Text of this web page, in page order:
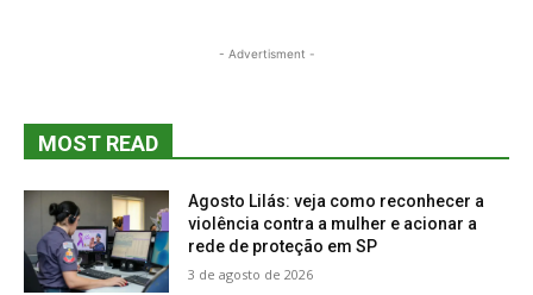
- Advertisment -
MOST READ
Agosto Lilás: veja como reconhecer a
violência contra a mulher e acionar a
rede de proteção em SP
3 de agosto de 2026